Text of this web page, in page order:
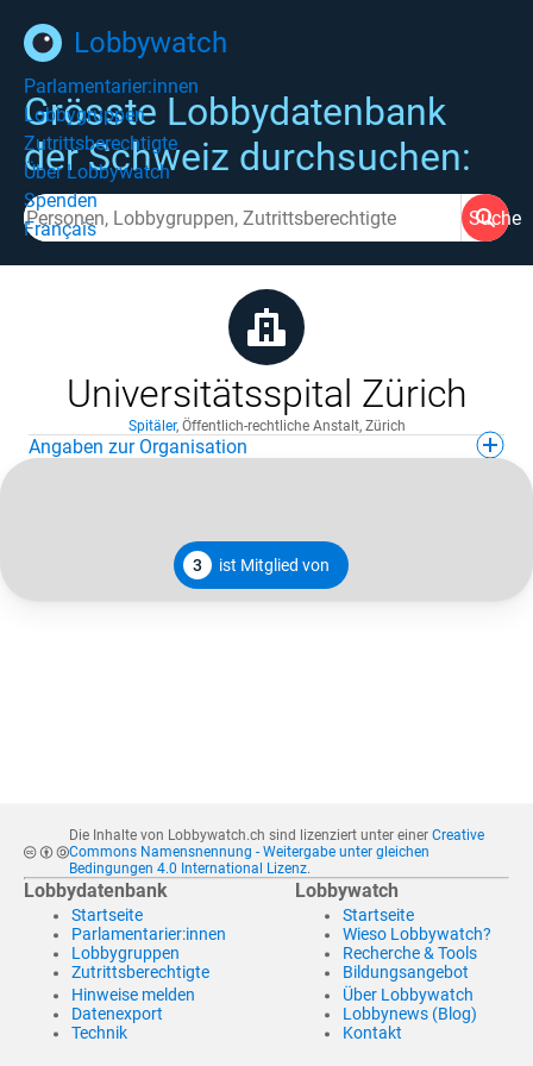
Lobbywatch
Parlamentarier:innen
Lobbygruppen
Zutrittsberechtigte
Über Lobbywatch
Spenden
Français
Grösste Lobbydatenbank
der Schweiz durchsuchen:
Suche
Universitätsspital Zürich
Spitäler, Öffentlich-rechtliche Anstalt, Zürich
Angaben zur Organisation
3 ist Mitglied von
Die Inhalte von Lobbywatch.ch sind lizenziert unter einer Creative
Commons Namensnennung - Weitergabe unter gleichen
Bedingungen 4.0 International Lizenz.
Lobbydatenbank
Startseite
Parlamentarier:innen
Lobbygruppen
Zutrittsberechtigte
Hinweise melden
Datenexport
Technik
Lobbywatch
Startseite
Wieso Lobbywatch?
Recherche & Tools
Bildungsangebot
Über Lobbywatch
Lobbynews (Blog)
Kontakt